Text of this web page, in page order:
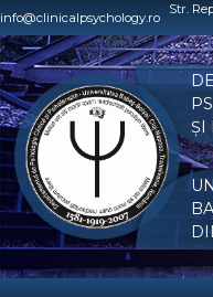
Skip
to
content
info@clinicalpsychology.ro
Str.
ȘI